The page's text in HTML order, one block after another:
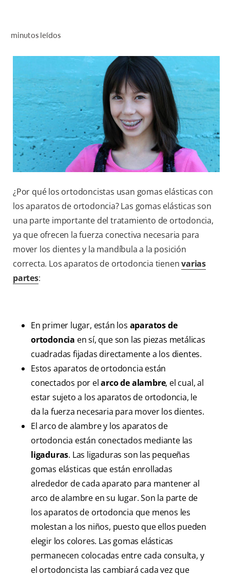
PROMOCIONES
CR (ES)
SUSCRÍBASE
minutos leídos
¿Por qué los ortodoncistas usan gomas elásticas con
los aparatos de ortodoncia? Las gomas elásticas son
una parte importante del tratamiento de ortodoncia,
ya que ofrecen la fuerza conectiva necesaria para
mover los dientes y la mandíbula a la posición
correcta. Los aparatos de ortodoncia tienenvarias
partes:
En primer lugar, están los aparatos de
ortodoncia en sí, que son las piezas metálicas
cuadradas fijadas directamente a los dientes.
Estos aparatos de ortodoncia están
conectados por elarco de alambre, el cual, al
estar sujeto a los aparatos de ortodoncia, le
da la fuerza necesaria para mover los dientes.
El arco de alambre y los aparatos de
ortodoncia están conectados mediante las
ligaduras. Las ligaduras son las pequeñas
gomas elásticas que están enrolladas
alrededor de cada aparato para mantener al
arco de alambre en su lugar. Son la parte de
los aparatos de ortodoncia que menos les
molestan a los niños, puesto que ellos pueden
elegir los colores. Las gomas elásticas
permanecen colocadas entre cada consulta, y
el ortodoncista las cambiará cada vez que